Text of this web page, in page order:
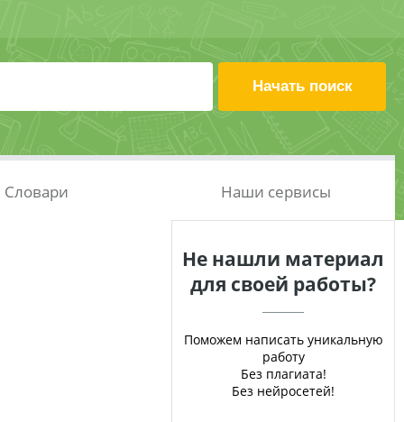
Словари Наши сервисы
Не нашли материал
для своей работы?
Поможем написать уникальную
работу
Без плагиата!
Без нейросетей!